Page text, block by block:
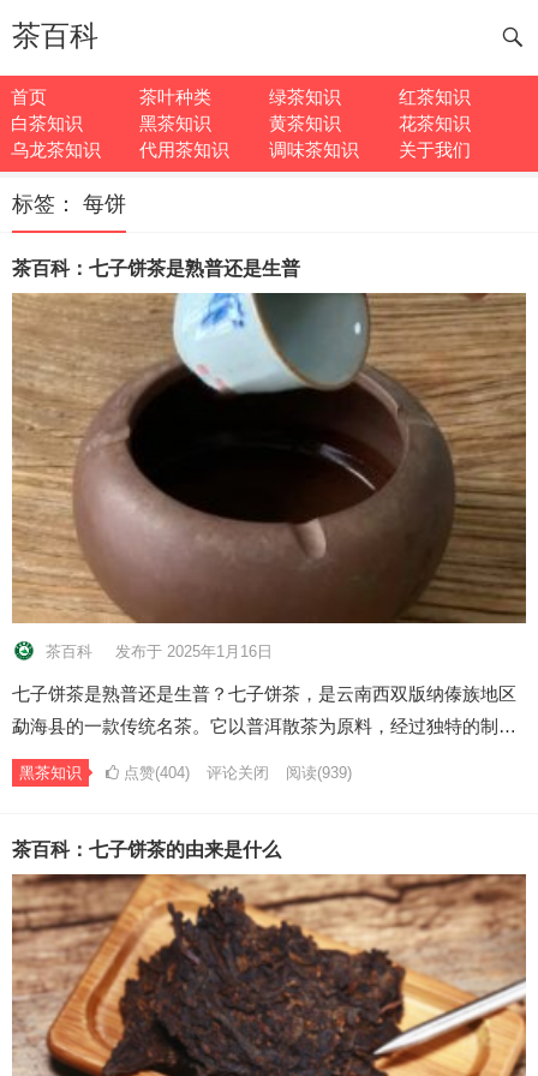
茶百科
首页 茶叶种类 绿茶知识
红茶知识
白茶知识
黑茶知识 黄茶知识
花茶知识
乌龙茶知识
代用茶知识 调味茶知识 关于我们
标签： 每饼
茶百科：七子饼茶是熟普还是生普
茶百科 发布于 2025年1月16日
七子饼茶是熟普还是生普？七子饼茶，是云南西双版纳傣族地区
勐海县的一款传统名茶。它以普洱散茶为原料，经过独特的制…
黑茶知识 点赞(404) 评论关闭 阅读(939)
茶百科：七子饼茶的由来是什么